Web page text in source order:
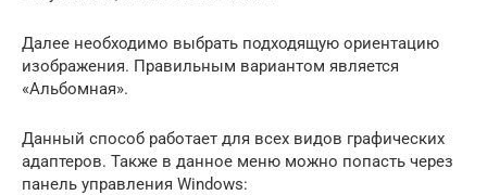
Далее необходимо выбрать подходящую ориентацию
изображения. Правильным вариантом является
«Альбомная».
Данный способ работает для всех видов графических
адаптеров. Также в данное меню можно попасть через
панель управления Windows: